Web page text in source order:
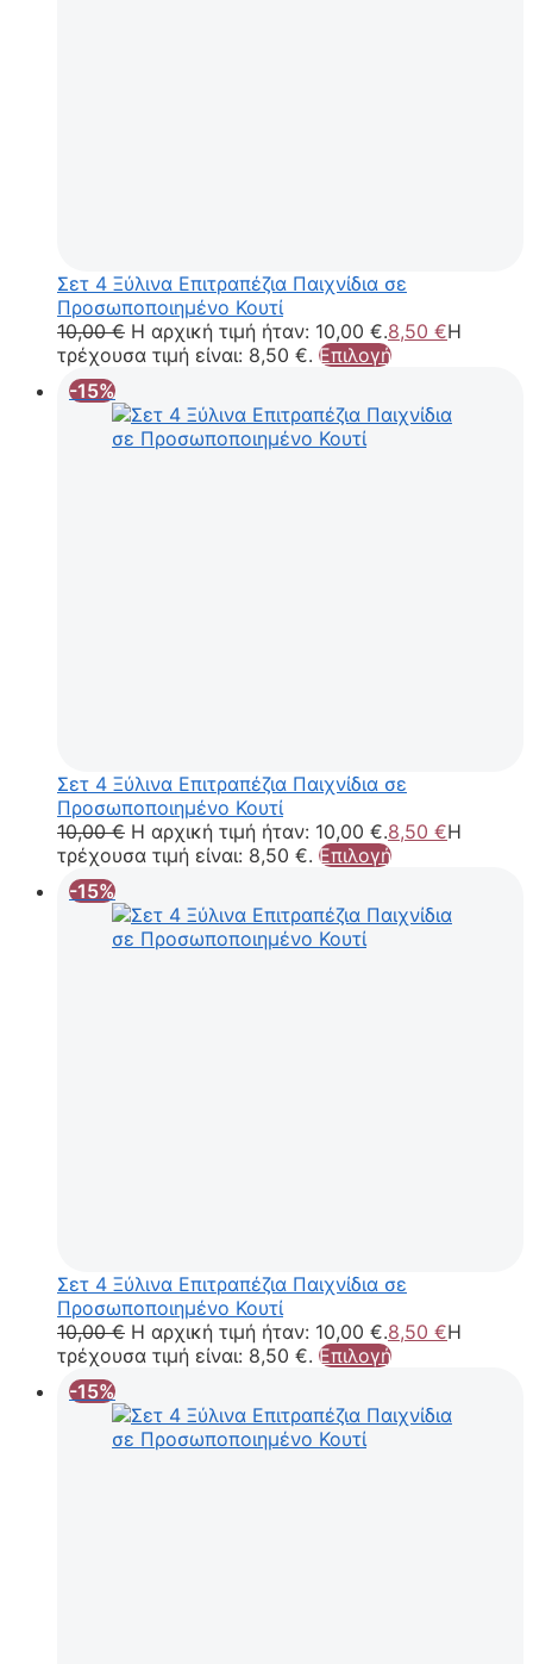
Σετ 4 Ξύλινα Επιτραπέζια Παιχνίδια σε
Προσωποποιημένο Κουτί
10,00€ Η αρχική τιμή ήταν: 10,00 €.8,50 €Η
τρέχουσα τιμή είναι: 8,50 €. Επιλογή
-15%
Σετ 4 Ξύλινα Επιτραπέζια Παιχνίδια σε
Προσωποποιημένο Κουτί
10,00€ Η αρχική τιμή ήταν: 10,00 €.8,50 €Η
τρέχουσα τιμή είναι: 8,50 €. Επιλογή
-15%
Σετ 4 Ξύλινα Επιτραπέζια Παιχνίδια σε
Προσωποποιημένο Κουτί
10,00€ Η αρχική τιμή ήταν: 10,00 €.8,50 €Η
τρέχουσα τιμή είναι: 8,50 €. Επιλογή
-15%